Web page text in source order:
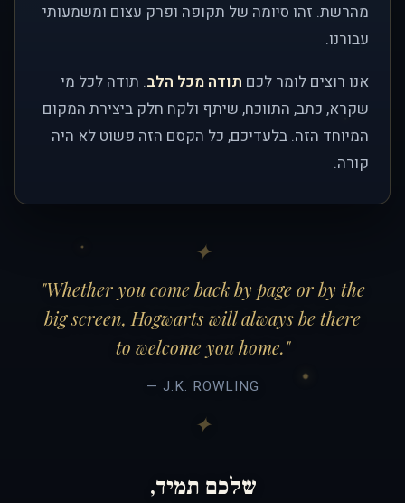
מהרשת. זהו סיומה של תקופה ופרק עצום ומשמעותי
עבורנו.
אנו רוצים לומר לכם תודה מכל הלב. תודה לכל מי
שקרא, כתב, התווכח, שיתף ולקח חלק ביצירת המקום
המיוחד הזה. בלעדיכם, כל הקסם הזה פשוט לא היה
קורה.
"Whether you come back by page or by the
big screen, Hogwarts will always be there
to welcome you home."
— J.K. ROWLING
שלכם תמיד,